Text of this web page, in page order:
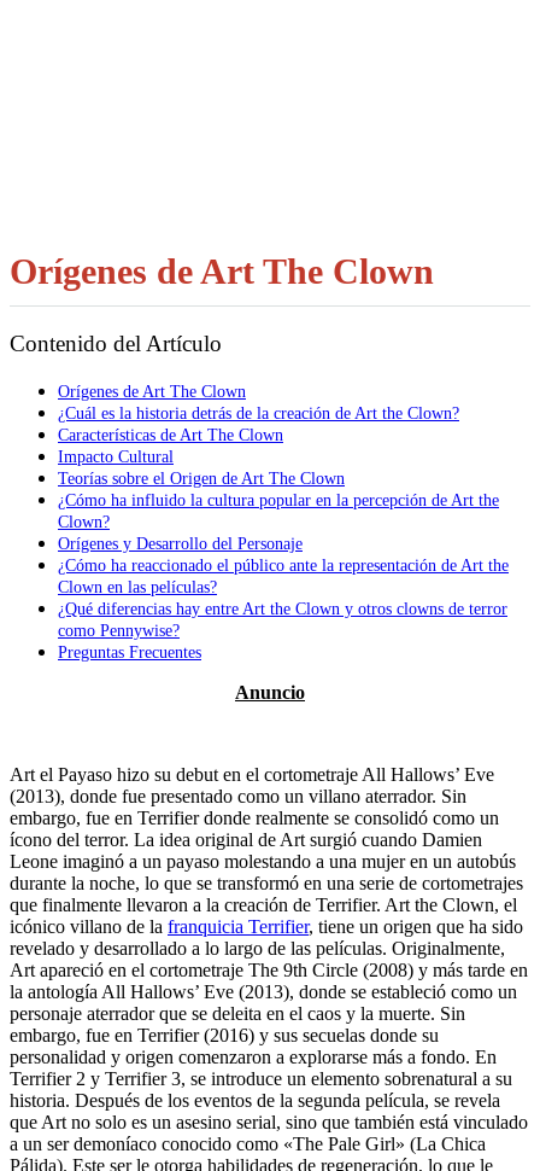
Orígenes de Art The Clown
Contenido del Artículo
Orígenes de Art The Clown
¿Cuál es la historia detrás de la creación de Art the Clown?
Características de Art The Clown
Impacto Cultural
Teorías sobre el Origen de Art The Clown
¿Cómo ha influido la cultura popular en la percepción de Art the
Clown?
Orígenes y Desarrollo del Personaje
¿Cómo ha reaccionado el público ante la representación de Art the
Clown en las películas?
¿Qué diferencias hay entre Art the Clown y otros clowns de terror
como Pennywise?
Preguntas Frecuentes
Art el Payaso hizo su debut en el cortometraje All Hallows’ Eve
(2013), donde fue presentado como un villano aterrador. Sin
embargo, fue en Terrifier donde realmente se consolidó como un
ícono del terror. La idea original de Art surgió cuando Damien
Leone imaginó a un payaso molestando a una mujer en un autobús
durante la noche, lo que se transformó en una serie de cortometrajes
que finalmente llevaron a la creación de Terrifier. Art the Clown, el
icónico villano de la franquicia Terrifier, tiene un origen que ha sido
revelado y desarrollado a lo largo de las películas. Originalmente,
Art apareció en el cortometraje The 9th Circle (2008) y más tarde en
la antología All Hallows’ Eve (2013), donde se estableció como un
personaje aterrador que se deleita en el caos y la muerte. Sin
embargo, fue en Terrifier (2016) y sus secuelas donde su
personalidad y origen comenzaron a explorarse más a fondo. En
Terrifier 2 y Terrifier 3, se introduce un elemento sobrenatural a su
historia. Después de los eventos de la segunda película, se revela
que Art no solo es un asesino serial, sino que también está vinculado
a un ser demoníaco conocido como «The Pale Girl» (La Chica
Pálida). Este ser le otorga habilidades de regeneración, lo que le